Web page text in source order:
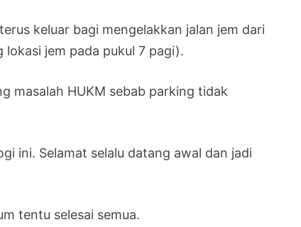
keluar bagi mengelakkan jalan jem dari
lokasi jem pada pukul 7 pagi).
masalah HUKM sebab parking tidak
ini. Selamat selalu datang awal dan jadi
tentu selesai semua.